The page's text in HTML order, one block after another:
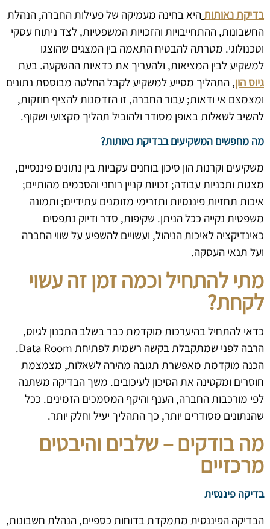
בדיקת נאותותהיא בחינה מעמיקה של פעילות החברה, הנהלת
החשבונות, ההתחייבויות והזכויות המשפטיות, לצד ניתוח עסקי
וטכנולוגי. מטרתה להבטיח התאמה בין המצגים שהוצגו
למשקיע לבין המציאות, ולהעריך את כדאיות ההשקעה. בעת
גיוס הון, התהליך מסייע למשקיע לקבל החלטה מבוססת נתונים
ומצמצם אי ודאות; עבור החברה, זו הזדמנות להציף חוזקות,
להשיב לשאלות באופן מסודר ולהוביל תהליך מקצועי ושקוף.
מה מחפשים המשקיעים בבדיקת נאותות?
משקיעים וקרנות הון סיכון בוחנים עקביות בין נתונים פיננסיים,
מצגות ותכניות עבודה; זכויות קניין רוחני והסכמים מהותיים;
איכות תחזיות פיננסיות ותזרימי מזומנים עתידיים; ותמונה
משפטית נקייה ככל הניתן. שקיפות, סדר ודיוק נתפסים
כאינדיקציה לאיכות הניהול, ועשויים להשפיע על שווי החברה
ועל תנאי העסקה.
מתי להתחיל וכמה זמן זה עשוי
לקחת?
כדאי להתחיל בהיערכות מוקדמת כבר בשלב התכנון לגיוס,
הרבה לפני שמתקבלת בקשה רשמית לפתיחת Data Room.
הכנה מוקדמת מאפשרת תגובה מהירה לשאלות, מצמצמת
חוסרים ומקטינה את הסיכון לעיכובים. משך הבדיקה משתנה
לפי מורכבות החברה, הענף והיקף המסמכים הזמינים. ככל
שהנתונים מסודרים יותר, כך התהליך יעיל וחלק יותר.
מה בודקים – שלבים והיבטים
מרכזיים
בדיקה פיננסית
הבדיקה הפיננסית מתמקדת בדוחות כספיים, הנהלת חשבונות,